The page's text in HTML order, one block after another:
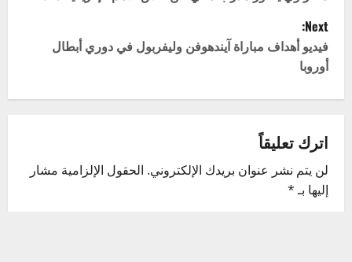
s
t
n
a
v
i
Next:
فيديو أهداف مباراة آيندهوفن وليفربول في دوري أبطال
أوروبا
اترك تعليقاً
لن يتم نشر عنوان بريدك الإلكتروني. الحقول الإلزامية مشار
إليها بـ*